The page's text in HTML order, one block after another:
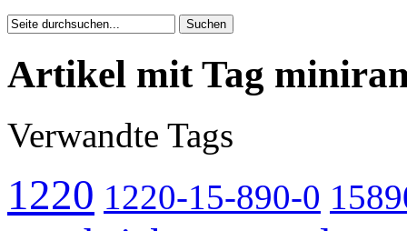
Artikel mit Tag
Verwandte Tags
1220 1220-15-890-0